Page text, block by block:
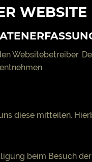
WEBSITE
Websitebetreiber.
diese mitteilen.
beim Besuch